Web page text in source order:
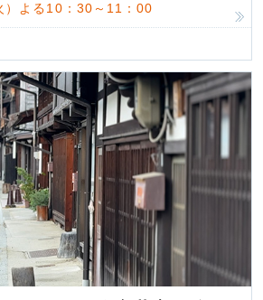
）よる10：30～11：00